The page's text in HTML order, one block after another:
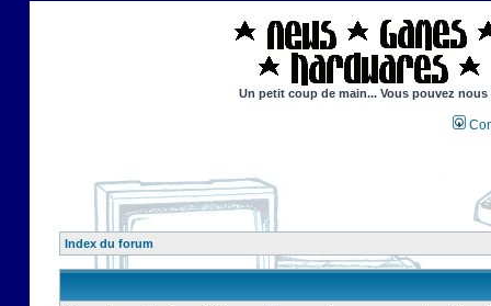
Un petit coup de main... Vous pouvez
Index du forum